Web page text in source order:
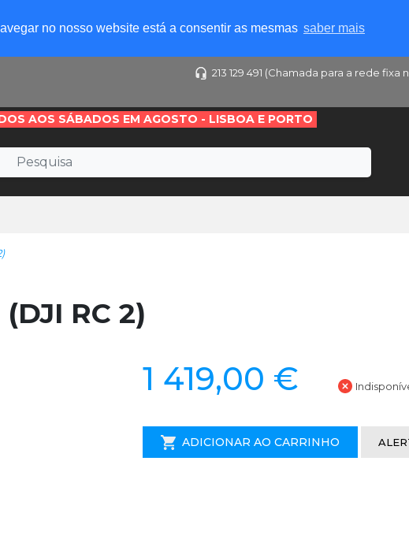
no nosso website está a consentir as mesmas saber mais
213 129 491 (Chamada para a rede fixa
AOS SÁBADOS EM AGOSTO - LISBOA E PORTO
RC 2)
1 419,00 €
ADICIONAR AO CARRINHO